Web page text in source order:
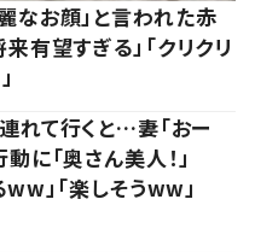
なお顔」と言われた赤
有望すぎる」「クリクリ
れて行くと…妻「おー
に「奥さん美人！」
」「楽しそうww」